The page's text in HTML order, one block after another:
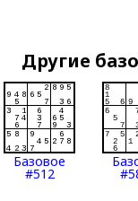
Другие
Базовое
#512